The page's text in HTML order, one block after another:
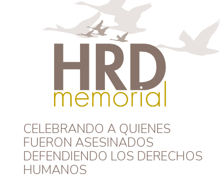
HRD Memorial –
Español
CELEBRANDO A QUIENES
FUERON ASESINADOS
DEFENDIENDO LOS DERECHOS
HUMANOS